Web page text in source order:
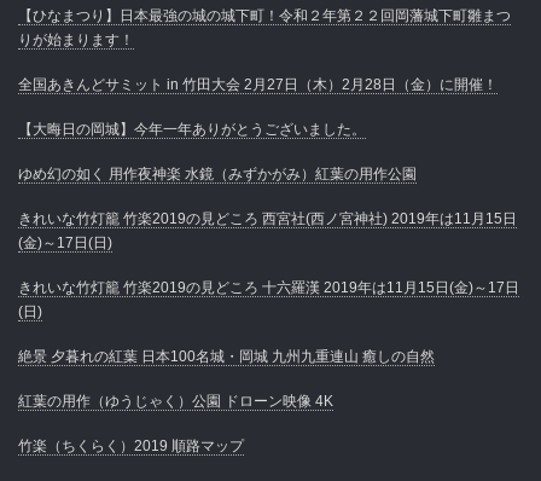
【ひなまつり】日本最強の城の城下町！令和２年第２２回岡藩城下町雛まつ
りが始まります！
全国あきんどサミット in 竹田大会 2月27日（木）2月28日（金）に開催！
【大晦日の岡城】今年一年ありがとうございました。
ゆめ幻の如く 用作夜神楽 水鏡（みずかがみ）紅葉の用作公園
きれいな竹灯籠 竹楽2019の見どころ 西宮社(西ノ宮神社) 2019年は11月15日
(金)～17日(日)
きれいな竹灯籠 竹楽2019の見どころ 十六羅漢 2019年は11月15日(金)～17日
(日)
絶景 夕暮れの紅葉 日本100名城・岡城 九州九重連山 癒しの自然
紅葉の用作（ゆうじゃく）公園 ドローン映像 4K
竹楽（ちくらく）2019 順路マップ